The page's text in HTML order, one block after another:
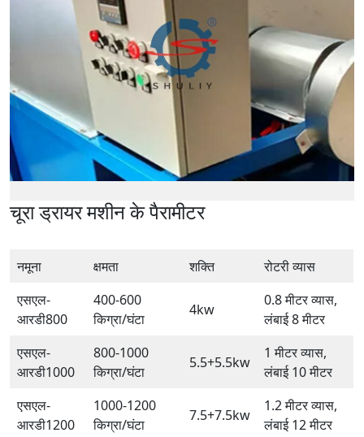
चूरा ड्रायर मशीन के पैरामीटर
नमूना क्षमता शक्ति
रोटरी व्यास
एसएल-
आरडी800
400-600
किग्रा/घंटा
4kw
0.8 मीटर व्यास,
लंबाई 8 मीटर
एसएल-
आरडी1000
800-1000
किग्रा/घंटा
5.5+5.5kw
1 मीटर व्यास,
लंबाई 10 मीटर
एसएल-
आरडी1200
1000-1200
किग्रा/घंटा
7.5+7.5kw
1.2 मीटर व्यास,
लंबाई 12 मीटर